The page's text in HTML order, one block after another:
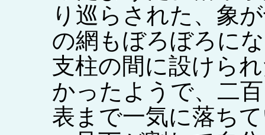
り巡らされた、象
の網もぼろぼろに
支柱の間に設けら
かったようで、二
表まで一気に落ち